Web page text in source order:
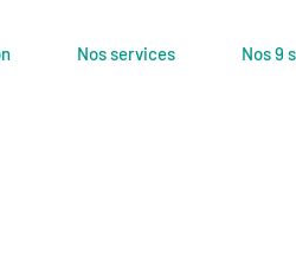
Nos services Nos 9